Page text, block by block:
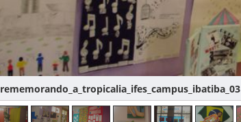
rememorando_a_tropicalia_ifes_campus_ibatiba_03